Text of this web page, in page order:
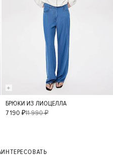
XS S
БРЮКИ ИЗ ЛИОЦЕЛЛА
7 190 ₽11 990 ₽